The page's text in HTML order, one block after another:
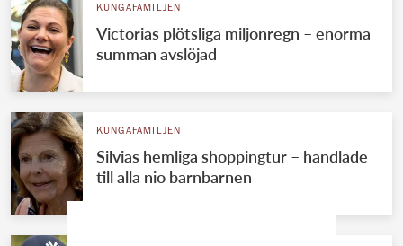
KUNGAFAMILJEN
Victorias plötsliga miljonregn – enorma
summan avslöjad
KUNGAFAMILJEN
Silvias hemliga shoppingtur – handlade
till alla nio barnbarnen